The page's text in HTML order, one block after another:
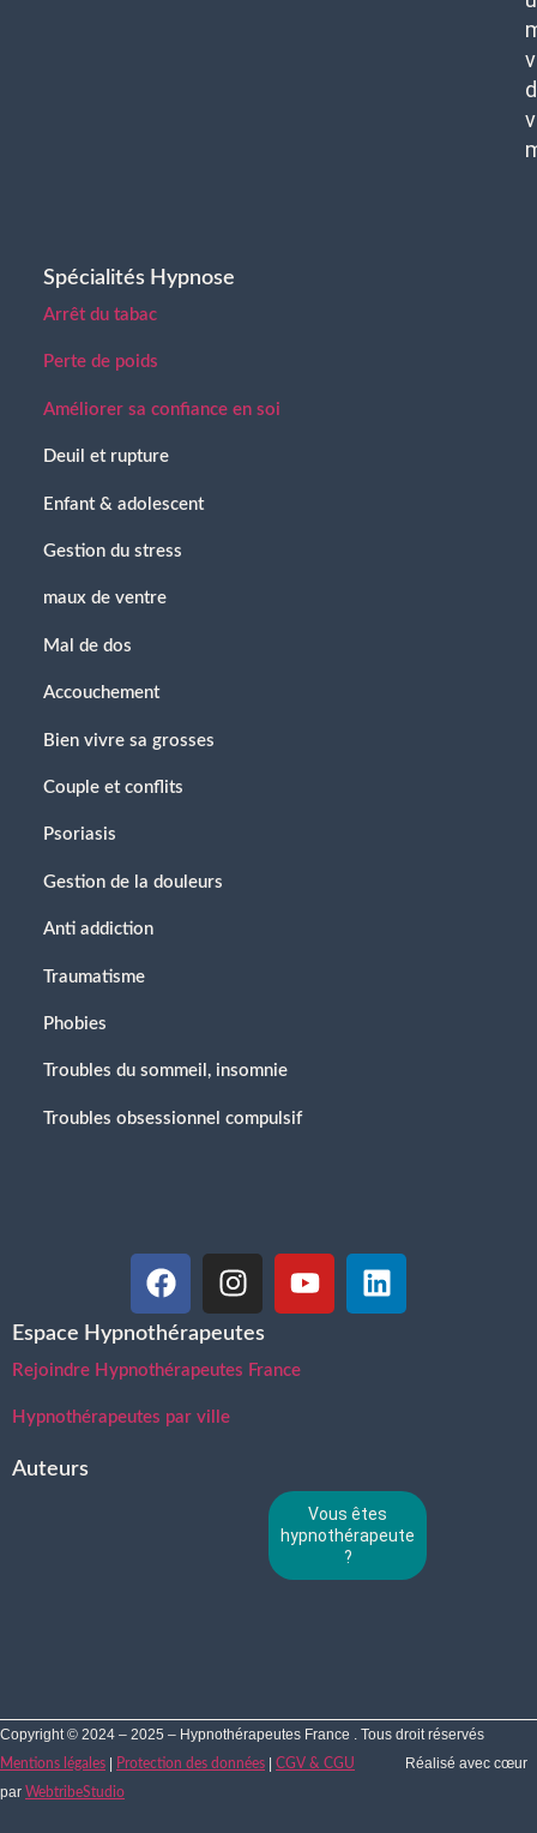
Spécialités Hypnose
Arrêt du tabac
Perte de poids
Améliorer sa confiance en soi
Deuil et rupture
Enfant & adolescent
Gestion du stress
maux de ventre
Mal de dos
Accouchement
Bien vivre sa grosses
Couple et conflits
Psoriasis
Gestion de la douleurs
Anti addiction
Traumatisme
Phobies
Troubles du sommeil, insomnie
Troubles obsessionnel compulsif
Espace Hypnothérapeutes
Rejoindre Hypnothérapeutes France
Hypnothérapeutes par ville
Auteurs
Vous êtes
hypnothérapeute
?
Copyright © 2024 – 2025 – Hypnothérapeutes France . Tous droit réservés
Mentions légales Protection des données CGV & CGU
Réalisé avec cœur
par WebtribeStudio